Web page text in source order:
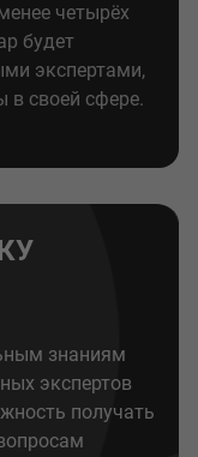
четырёх
будет
экспертами,
своей сфере.
знаниям
экспертов
получать